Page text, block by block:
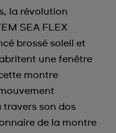
la révolution
SEA FLEX
brossé soleil et
une fenêtre
montre
son dos
de la montre